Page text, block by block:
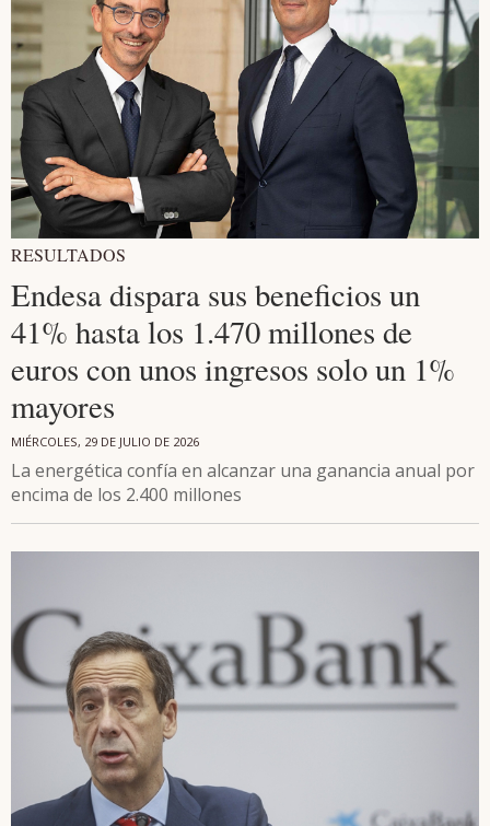
RESULTADOS
Endesa dispara sus beneficios un
41% hasta los 1.470 millones de
euros con unos ingresos solo un 1%
mayores
MIÉRCOLES, 29 DE JULIO DE 2026
La energética confía en alcanzar una ganancia anual por
encima de los 2.400 millones